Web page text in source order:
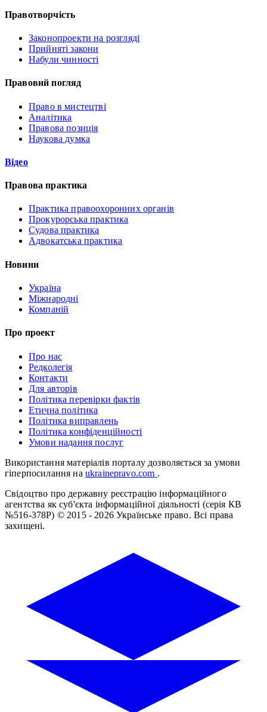
Правотворчість
Законопроекти на розгляді
Прийняті закони
Набули чинності
Правовий погляд
Право в мистецтві
Аналітика
Правова позиція
Наукова думка
Відео
Правова практика
Практика правоохоронних органів
Прокурорська практика
Судова практика
Адвокатська практика
Новини
Україна
Міжнародні
Компаній
Про проект
Про нас
Редколегія
Контакти
Для авторів
Політика перевірки фактів
Етична політика
Політика виправлень
Політика конфіденційності
Умови надання послуг
Використання матеріалів порталу дозволяється за умови
гіперпосилання на ukrainepravo.com .
Свідоцтво про державну реєстрацію інформаційного
агентства як суб'єкта інформаційної діяльності (серія КВ
№516-378Р) © 2015 - 2026 Українське право. Всі права
захищені.